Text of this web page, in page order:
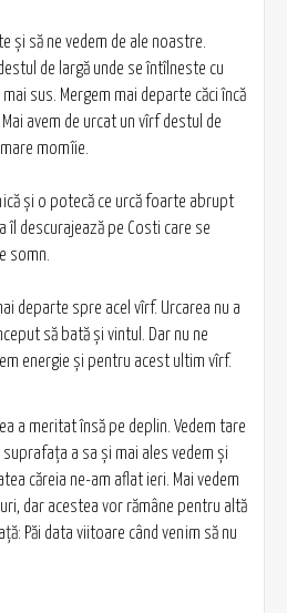
şi să ne vedem de ale noastre.
de largă unde se întîlneste cu
sus. Mergem mai departe căci încă
avem de urcat un vîrf destul de
momîie.
şi o potecă ce urcă foarte abrupt
îl descurajează pe Costi care se
somn.
departe spre acel vîrf. Urcarea nu a
să bată şi vintul. Dar nu ne
energie şi pentru acest ultim vîrf.
a meritat însă pe deplin. Vedem tare
suprafaţa a sa şi mai ales vedem şi
căreia ne-am aflat ieri. Mai vedem
dar acestea vor rămâne pentru altă
Păi data viitoare când venim să nu